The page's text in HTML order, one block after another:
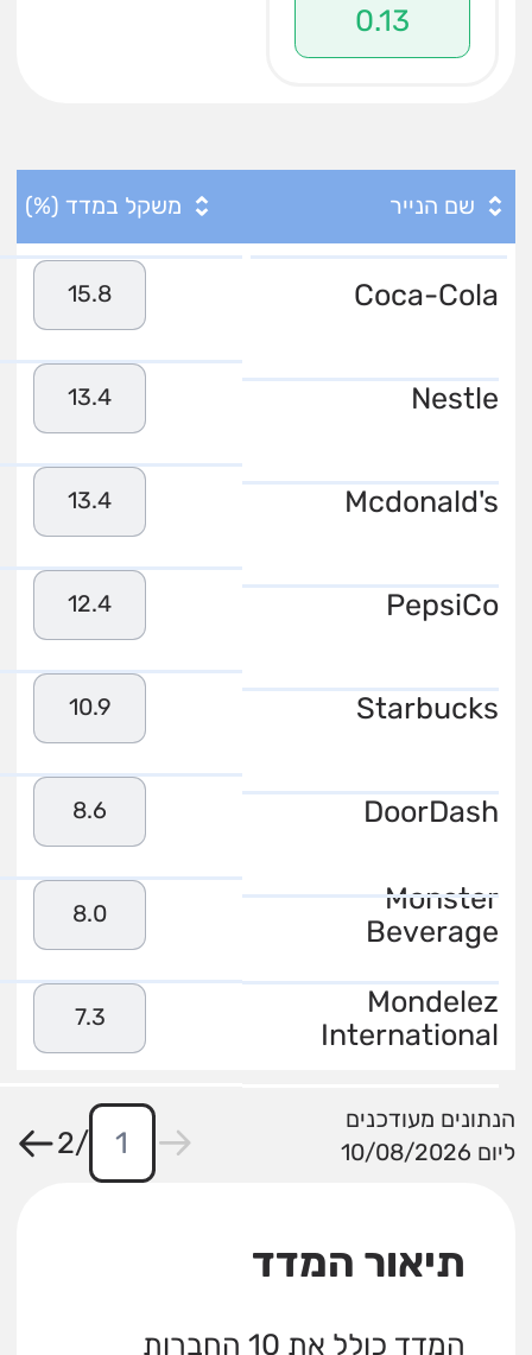
0.13
שם הנייר משקל במדד (%)
Coca-Cola
15.8
Nestle
13.4
Mcdonald's
13.4
PepsiCo
12.4
Starbucks
10.9
DoorDash
8.6
Monster
Beverage
8.0
Mondelez
International
7.3
הנתונים מעודכנים
ליום 10/08/2026
/
2
תיאור המדד
המדד כולל את 10 החברות